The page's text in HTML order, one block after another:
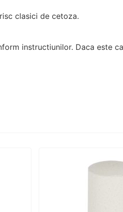
clasici de cetoza.
instructiunilor. Daca este